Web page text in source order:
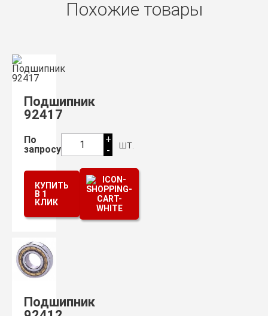
Похожие товары
Подшипник
92417
По
запросу
1
+
-
шт.
КУПИТЬ
В 1
КЛИК
Подшипник